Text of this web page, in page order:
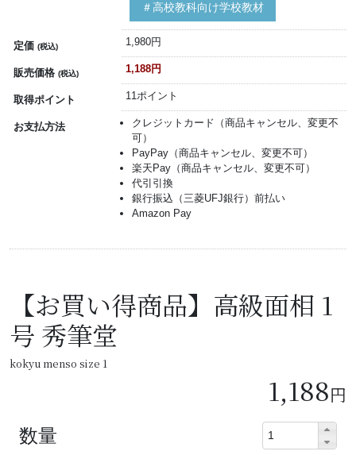
＃高校教科向け学校教材
定価 (税込) 1,980円
販売価格 (税込) 1,188円
取得ポイント 11ポイント
お支払方法
クレジットカード（商品キャンセル、変更不
可）
PayPay（商品キャンセル、変更不可）
楽天Pay（商品キャンセル、変更不可）
代引引換
銀行振込（三菱UFJ銀行）前払い
Amazon Pay
【お買い得商品】高級面相 1
号 秀筆堂
kokyu menso size 1
1,188円
数量